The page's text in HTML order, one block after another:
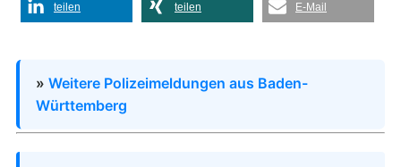
teilen teilen E-Mail
» Weitere Polizeimeldungen aus Baden-
Württemberg